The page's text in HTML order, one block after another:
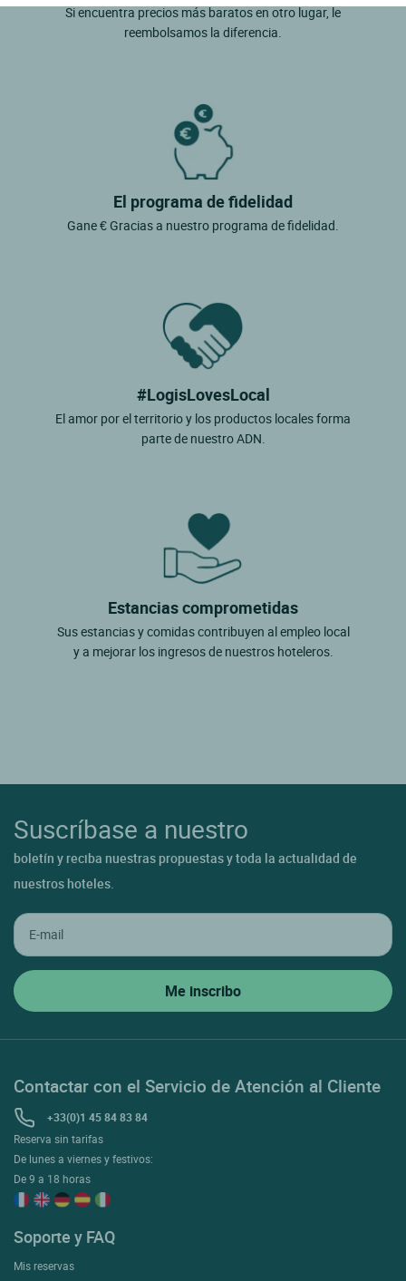
Si encuentra precios más baratos en otro lugar, le
reembolsamos la diferencia.
El programa de fidelidad
Gane € Gracias a nuestro programa de fidelidad.
#LogisLovesLocal
El amor por el territorio y los productos locales forma
parte de nuestro ADN.
Estancias comprometidas
Sus estancias y comidas contribuyen al empleo local
y a mejorar los ingresos de nuestros hoteleros.
Suscríbase a nuestro
boletín y reciba nuestras propuestas y toda la actualidad de
nuestros hoteles.
Contactar con el Servicio de Atención al Cliente
+33(0)1 45 84 83 84
Reserva sin tarifas
De lunes a viernes y festivos:
De 9 a 18 horas
Soporte y FAQ
Mis reservas